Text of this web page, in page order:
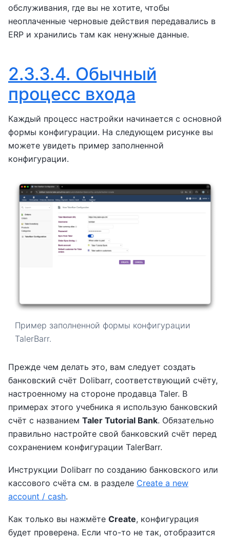
обслуживания, где вы не хотите, чтобы
неоплаченные черновые действия передавались в
ERP и хранились там как ненужные данные.
2.3.3.4. Обычный
процесс входа
Каждый процесс настройки начинается с основной
формы конфигурации. На следующем рисунке вы
можете увидеть пример заполненной
конфигурации.
Пример заполненной формы конфигурации
TalerBarr.
Прежде чем делать это, вам следует создать
банковский счёт Dolibarr, соответствующий счёту,
настроенному на стороне продавца Taler. В
примерах этого учебника я использую банковский
счёт с названием Taler Tutorial Bank. Обязательно
правильно настройте свой банковский счёт перед
сохранением конфигурации TalerBarr.
Инструкции Dolibarr по созданию банковского или
кассового счёта см. в разделе Create a new
account / cash.
Как только вы нажмёте Create, конфигурация
будет проверена. Если что-то не так, отобразится